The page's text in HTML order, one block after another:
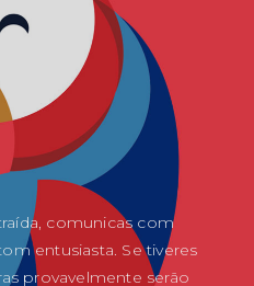
comunicas com
entusiasta. Se tiveres
provavelmente serão